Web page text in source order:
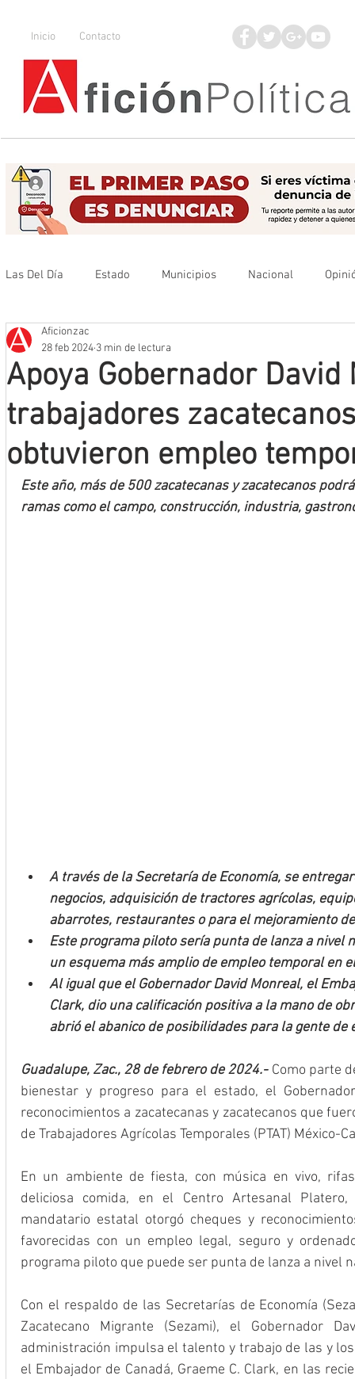
Inicio Contacto
Las Del Día Estado Municipios Nacional
Que no se olvide
Mineros LNBP
Apoya Gobernador David
trabajadores
obtuvieron empleo
Aficionzac
28 feb 2024 3 min de lectura
Este año, más de 500 zacatecanas y zacatecanos
ramas como el campo, construcción, industria,
A través de la Secretaría de Economía, se
negocios, adquisición de tractores agrícolas,
abarrotes, restaurantes o para el mejoramiento
Este programa piloto sería punta de lanza a nivel
un esquema más amplio de empleo temporal en
Al igual que el Gobernador David Monreal, el
Clark, dio una calificación positiva a la mano de
abrió el abanico de posibilidades para la gente de
Guadalupe, Zac., 28 de febrero de 2024.- Como parte
bienestar y progreso para el estado, el
reconocimientos a zacatecanas y zacatecanos que
de Trabajadores Agrícolas Temporales (PTAT) México-
En un ambiente de fiesta, con música en vivo,
deliciosa comida, en el Centro Artesanal Platero,
mandatario estatal otorgó cheques y
favorecidas con un empleo legal, seguro y
programa piloto que puede ser punta de lanza a nivel
Con el respaldo de las Secretarías de Economía
Zacatecano Migrante (Sezami), el Gobernador
administración impulsa el talento y trabajo de las y
el Embajador de Canadá, Graeme C. Clark, en las